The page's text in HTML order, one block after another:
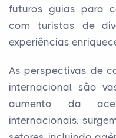
futuros guias para
com turistas de
experiências
As perspectivas de
internacional são
aumento da
internacionais,